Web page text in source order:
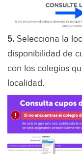
5. Selecciona la
disponibilidad de
con los colegios
localidad.